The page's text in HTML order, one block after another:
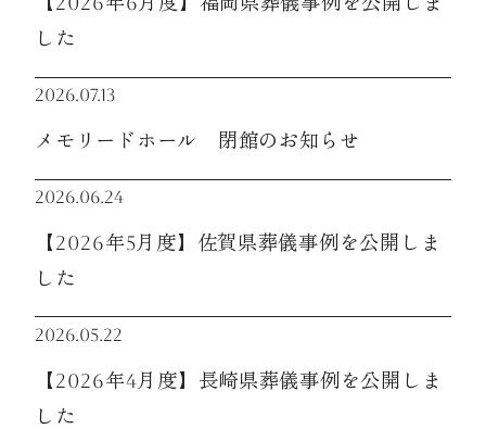
した
2026.07.13
メモリードホール 閉館のお知らせ
2026.06.24
【2026年5月度】佐賀県葬儀事例を公開しま
した
2026.05.22
【2026年4月度】長崎県葬儀事例を公開しま
した